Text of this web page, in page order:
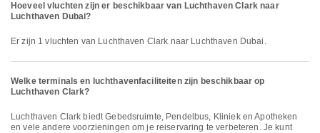
Hoeveel vluchten zijn er beschikbaar van Luchthaven Clark naar
Luchthaven Dubai?
Er zijn 1 vluchten van Luchthaven Clark naar Luchthaven Dubai.
Welke terminals en luchthavenfaciliteiten zijn beschikbaar op
Luchthaven Clark?
Luchthaven Clark biedt Gebedsruimte, Pendelbus, Kliniek en Apotheken
en vele andere voorzieningen om je reiservaring te verbeteren. Je kunt